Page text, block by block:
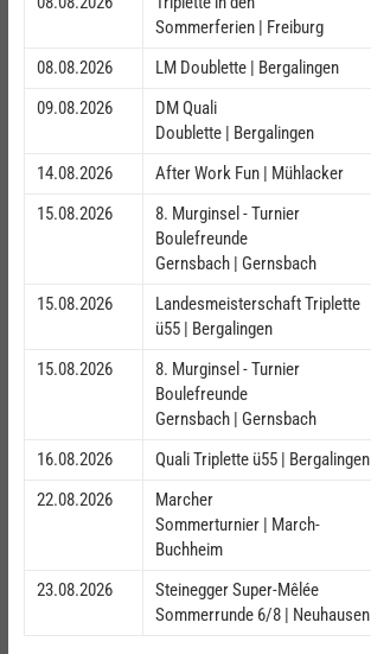
Sommerferien | Freiburg
08.08.2026
LM Doublette | Bergalingen
09.08.2026
DM Quali
Doublette | Bergalingen
14.08.2026
After Work Fun | Mühlacker
15.08.2026
8. Murginsel - Turnier
Boulefreunde
Gernsbach | Gernsbach
15.08.2026
Landesmeisterschaft Triplette
ü55 | Bergalingen
15.08.2026
8. Murginsel - Turnier
Boulefreunde
Gernsbach | Gernsbach
16.08.2026
Quali Triplette ü55 | Bergalingen
22.08.2026
Marcher
Sommerturnier | March-
Buchheim
23.08.2026
Steinegger Super-Mêlée
Sommerrunde 6/8 | Neuhausen